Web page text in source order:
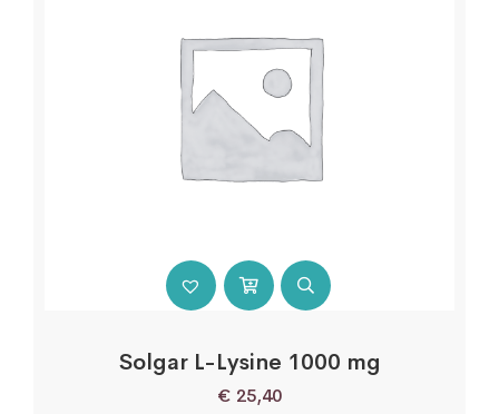
Solgar L-Lysine 1000 mg
€ 25,40